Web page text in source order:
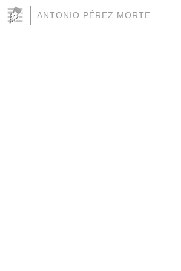
ANTONIO PÉREZ MORTE